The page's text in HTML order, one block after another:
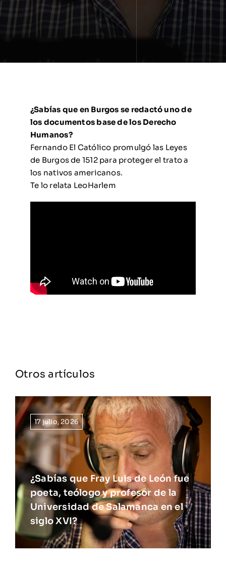
¿Sabías que en Burgos se redactó uno de
los documentos base de los Derecho
Humanos?
Fernando El Católico promulgó las Leyes
de Burgos de 1512 para proteger el trato a
los nativos americanos.
Te lo relata LeoHarlem
Otros artículos
17 julio, 2026
¿Sabías que Fray Luis de León fue
poeta, teólogo y profesor de la
Universidad de Salamanca en el
siglo XVI?